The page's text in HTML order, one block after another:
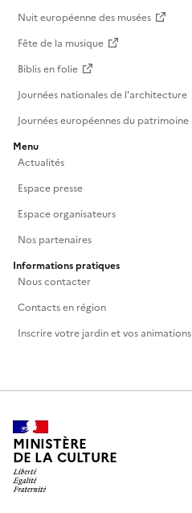
Nuit européenne des musées
Fête de la musique
Biblis en folie
Journées nationales de l'architecture
Journées européennes du patrimoine
Menu
Actualités
Espace presse
Espace organisateurs
Nos partenaires
Informations pratiques
Nous contacter
Contacts en région
Inscrire votre jardin et vos animations
MINISTÈRE
DE LA CULTURE